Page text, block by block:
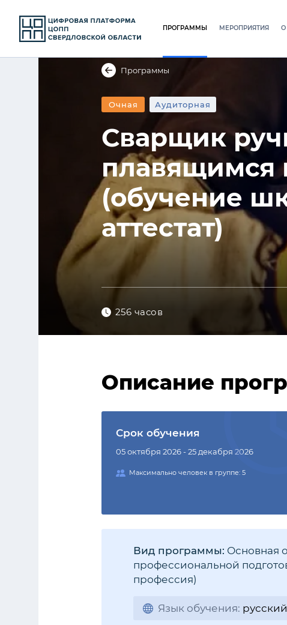
ПРОГРАММЫ МЕРОПРИЯТИЯ О
Программы
Очная Аудиторная
Сварщик
плавящимся
(обучение
аттестат)
256 часов
Описание
Срок обучения
05 октября 2026 - 25 декабря 2026
Максимально человек в группе: 5
Вид программы: Основная
профессиональной
профессия)
Язык обучения: русский